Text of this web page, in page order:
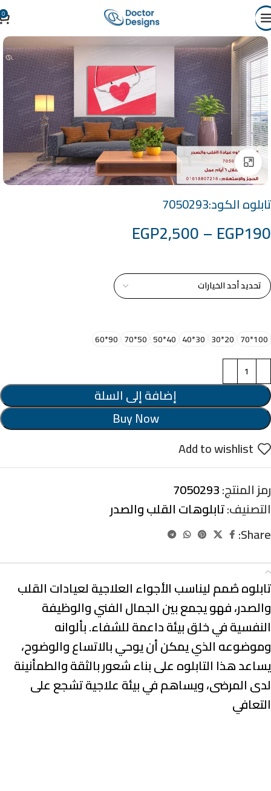
0
Click to enlarge
تابلوه الكود:7050293
EGP190
–
EGP2,500
100*70
20*30
30*40
40*50
50*70
90*60
إضافة إلى السلة
Buy Now
Add to wishlist
رمز المنتج:7050293
التصنيف:تابلوهات القلب والصدر
Share:
تابلوه صُمم ليناسب الأجواء العلاجية لعيادات القلب
والصدر، فهو يجمع بين الجمال الفني والوظيفة
النفسية في خلق بيئة داعمة للشفاء. بألوانه
وموضوعه الذي يمكن أن يوحي بالاتساع والوضوح،
يساعد هذا التابلوه على بناء شعور بالثقة والطمأنينة
لدى المرضى، ويساهم في بيئة علاجية تشجع على
التعافي